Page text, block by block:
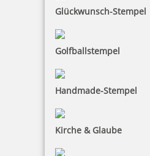
Glückwunsch-Stempel
Golfballstempel
Handmade-Stempel
Kirche & Glaube